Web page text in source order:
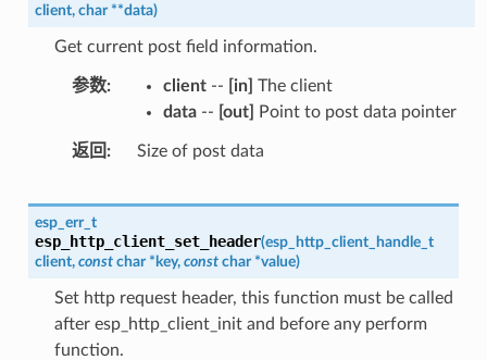
client, char **data)
Get current post field information.
参数 client-- [in] The client
data-- [out] Point to post data pointer
返回 Size of post data
esp_err_t
esp_http_client_set_header(esp_http_client_handle_t
client, const char * key, const char *value)
Set http request header, this function must be called
after esp_http_client_init and before any perform
function.